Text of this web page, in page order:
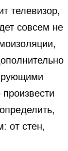
телевизор,
совсем не
от стен,